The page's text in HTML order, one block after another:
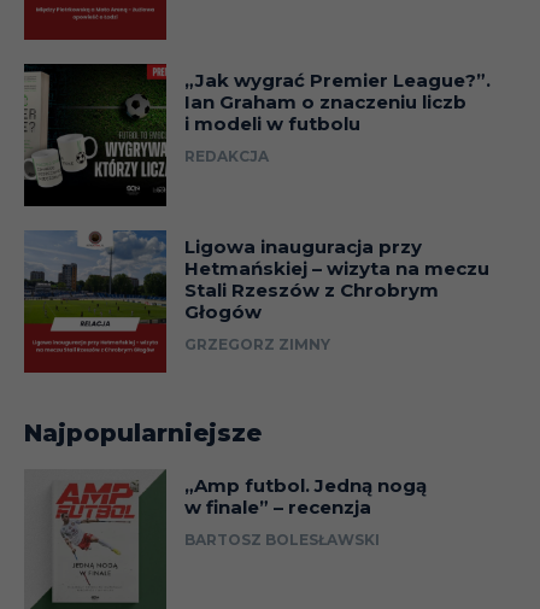
„Jak wygrać Premier League?”.
Ian Graham o znaczeniu liczb
i modeli w futbolu
REDAKCJA
Ligowa inauguracja przy
Hetmańskiej – wizyta na meczu
Stali Rzeszów z Chrobrym
Głogów
GRZEGORZ ZIMNY
Najpopularniejsze
„Amp futbol. Jedną nogą
w finale” – recenzja
BARTOSZ BOLESŁAWSKI